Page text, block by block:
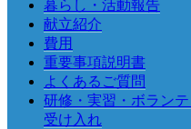
暮らし・活動報告
献立紹介
費用
重要事項説明書
よくあるご質問
研修・実習・ボラン
受け入れ